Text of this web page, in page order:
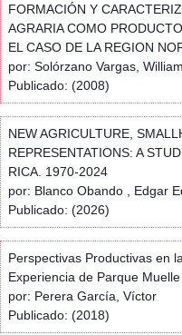
FORMACIÓN Y
AGRARIA COMO
EL CASO DE LA REGION
por: Solórzano Vargas, William
Publicado: (2008)
NEW AGRICULTURE,
REPRESENTATIONS: A
RICA. 1970-2024
por: Blanco Obando , Edgar
Publicado: (2026)
Perspectivas Productivas en
Experiencia de Parque Muelle
por: Perera García, Víctor
Publicado: (2018)